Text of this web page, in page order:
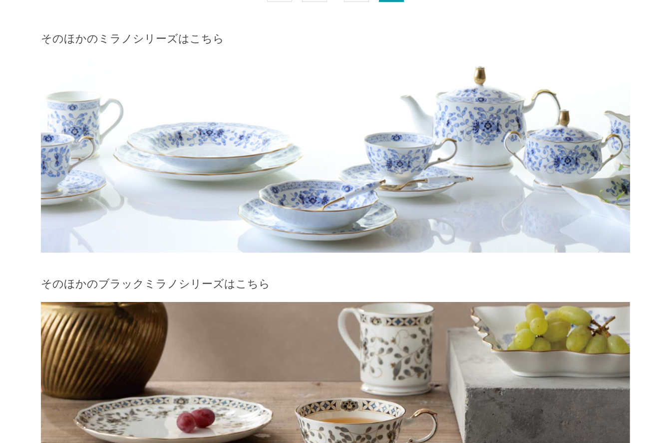
そのほかのミラノシリーズはこちら
そのほかのブラックミラノシリーズはこちら